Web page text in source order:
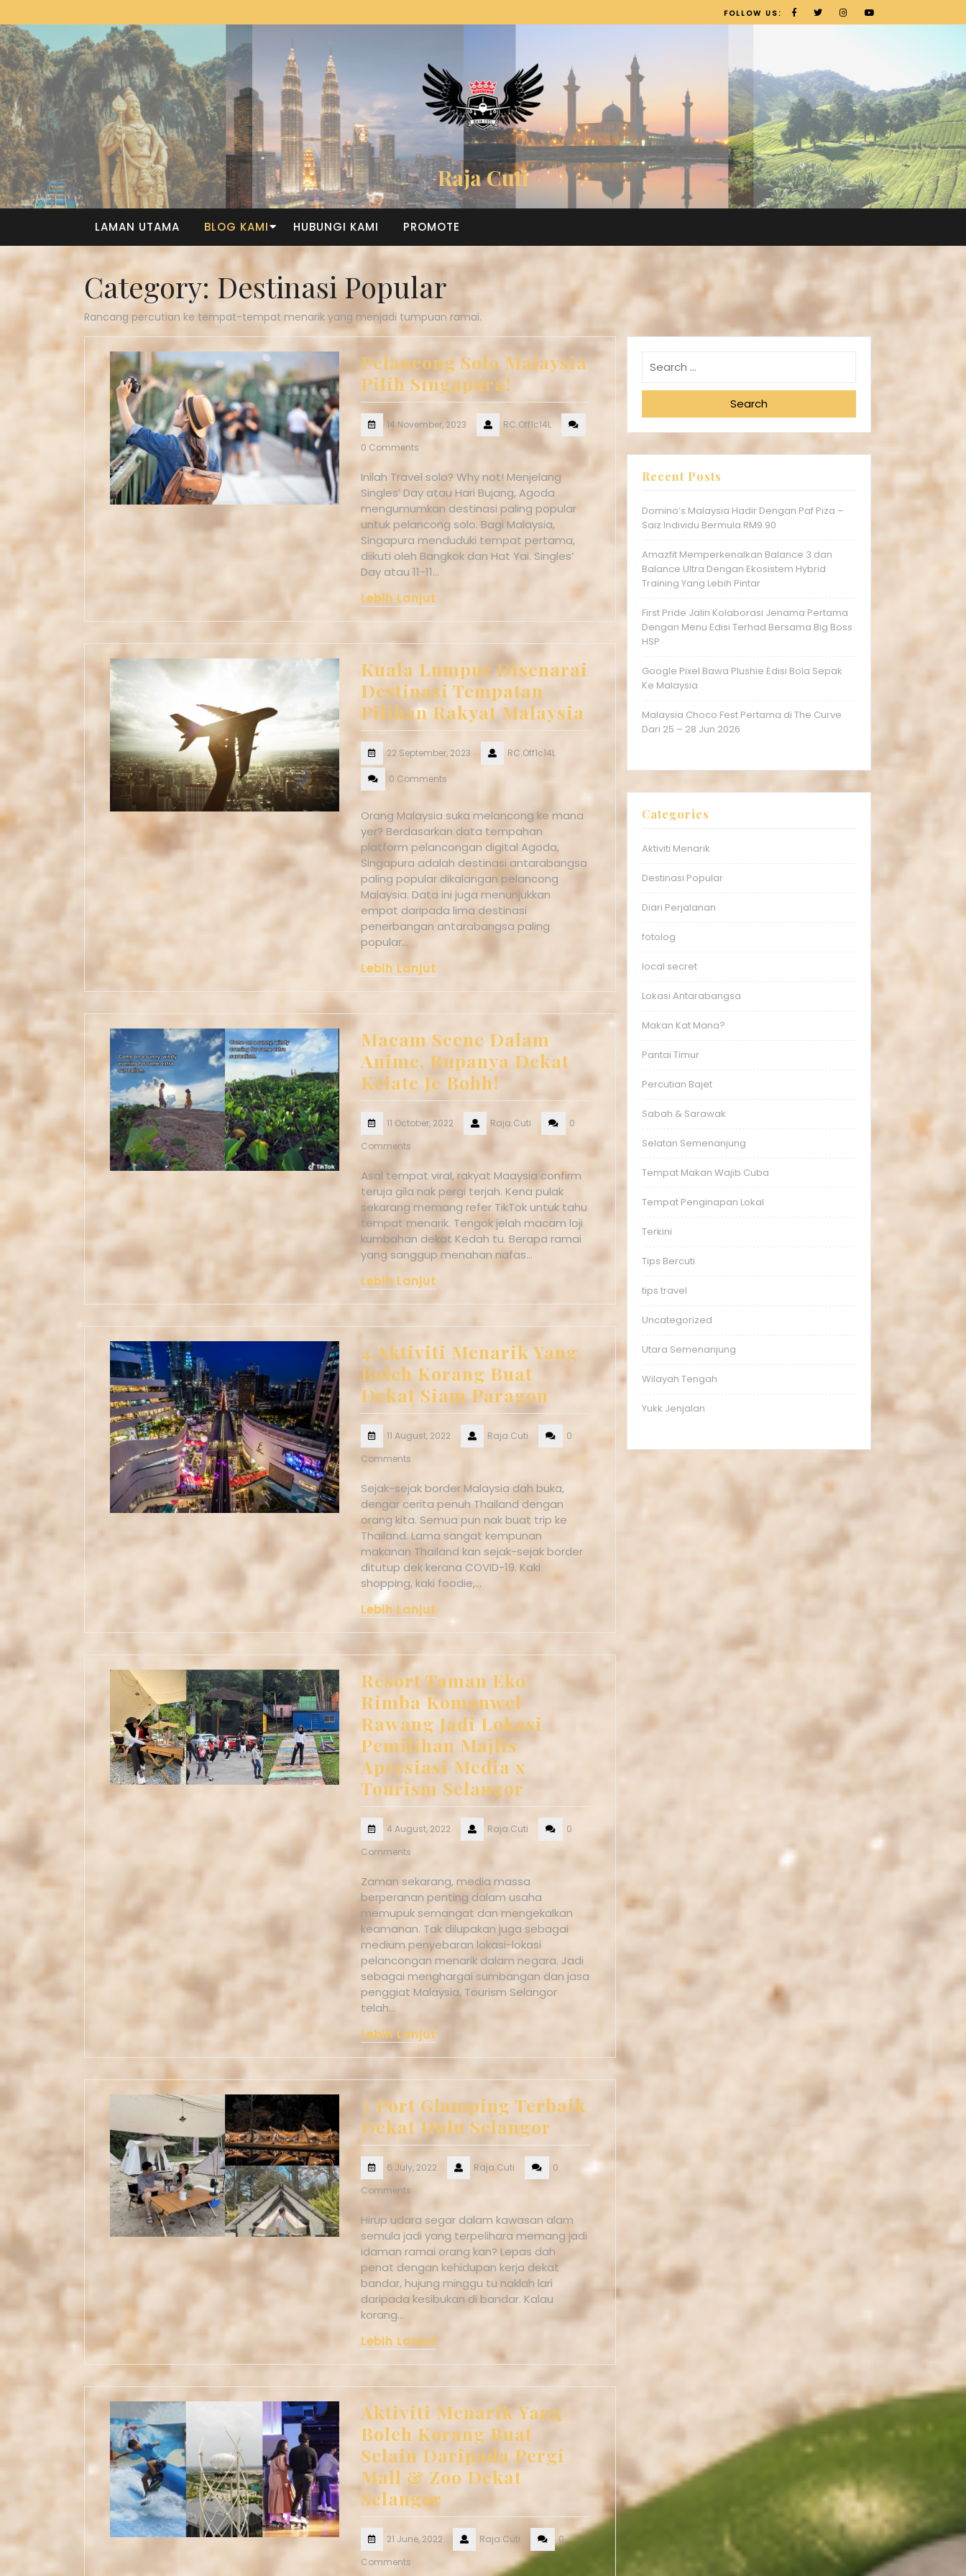
FOLLOW US:
Raja Cuti
LAMAN UTAMA BLOG KAMI HUBUNGI KAMI PROMOTE
Category: Destinasi Popular
Rancang percutian ke tempat-tempat menarik yang menjadi tumpuan ramai.
Pelancong Solo Malaysia
Pilih Singapura!
14 November, 2023
RC.Off1c14L
0 Comments
Inilah Travel solo? Why not! Menjelang
Singles’ Day atau Hari Bujang, Agoda
mengumumkan destinasi paling popular
untuk pelancong solo. Bagi Malaysia,
Singapura menduduki tempat pertama,
diikuti oleh Bangkok dan Hat Yai. Singles’
Day atau 11-11…
Lebih Lanjut
Kuala Lumpur Disenarai
Destinasi Tempatan
Pilihan Rakyat Malaysia
22 September, 2023 RC.Off1c14L
0 Comments
Orang Malaysia suka melancong ke mana
yer? Berdasarkan data tempahan
platform pelancongan digital Agoda,
Singapura adalah destinasi antarabangsa
paling popular dikalangan pelancong
Malaysia. Data ini juga menunjukkan
empat daripada lima destinasi
penerbangan antarabangsa paling
popular…
Lebih Lanjut
Macam Scene Dalam
Anime, Rupanya Dekat
Kelate Je Bohh!
11 October, 2022 Raja.Cuti
0
Comments
Asal tempat viral, rakyat Maaysia confirm
teruja gila nak pergi terjah. Kena pulak
sekarang memang refer TikTok untuk tahu
tempat menarik. Tengok jelah macam loji
kumbahan dekat Kedah tu. Berapa ramai
yang sanggup menahan nafas…
Lebih Lanjut
4 Aktiviti Menarik Yang
Boleh Korang Buat
Dekat Siam Paragon
11 August, 2022 Raja.Cuti
0
Comments
Sejak-sejak border Malaysia dah buka,
dengar cerita penuh Thailand dengan
orang kita. Semua pun nak buat trip ke
Thailand. Lama sangat kempunan
makanan Thailand kan sejak-sejak border
ditutup dek kerana COVID-19. Kaki
shopping, kaki foodie,…
Lebih Lanjut
Resort Taman Eko
Rimba Komanwel
Rawang Jadi Lokasi
Pemilihan Majlis
Apresiasi Media x
Tourism Selangor
4 August, 2022 Raja.Cuti
0
Comments
Zaman sekarang, media massa
berperanan penting dalam usaha
memupuk semangat dan mengekalkan
keamanan. Tak dilupakan juga sebagai
medium penyebaran lokasi-lokasi
pelancongan menarik dalam negara. Jadi
sebagai menghargai sumbangan dan jasa
penggiat Malaysia, Tourism Selangor
telah…
Lebih Lanjut
3 Port Glamping Terbaik
Dekat Hulu Selangor
6 July, 2022 Raja.Cuti
0
Comments
Hirup udara segar dalam kawasan alam
semula jadi yang terpelihara memang jadi
idaman ramai orang kan? Lepas dah
penat dengan kehidupan kerja dekat
bandar, hujung minggu tu naklah lari
daripada kesibukan di bandar. Kalau
korang…
Lebih Lanjut
Aktiviti Menarik Yang
Boleh Korang Buat
Selain Daripada Pergi
Mall & Zoo Dekat
Selangor
21 June, 2022 Raja.Cuti
0
Comments
Search
Recent Posts
Domino’s Malaysia Hadir Dengan Paf Piza –
Saiz Individu Bermula RM9.90
Amazfit Memperkenalkan Balance 3 dan
Balance Ultra Dengan Ekosistem Hybrid
Training Yang Lebih Pintar
First Pride Jalin Kolaborasi Jenama Pertama
Dengan Menu Edisi Terhad Bersama Big Boss
HSP
Google Pixel Bawa Plushie Edisi Bola Sepak
Ke Malaysia
Malaysia Choco Fest Pertama di The Curve
Dari 25 – 28 Jun 2026
Categories
Aktiviti Menarik
Destinasi Popular
Diari Perjalanan
fotolog
local secret
Lokasi Antarabangsa
Makan Kat Mana?
Pantai Timur
Percutian Bajet
Sabah & Sarawak
Selatan Semenanjung
Tempat Makan Wajib Cuba
Tempat Penginapan Lokal
Terkini
Tips Bercuti
tips travel
Uncategorized
Utara Semenanjung
Wilayah Tengah
Yukk Jenjalan